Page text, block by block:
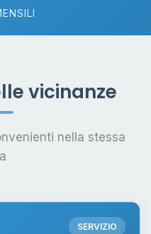
vicinanze
nella stessa
SERVIZIO